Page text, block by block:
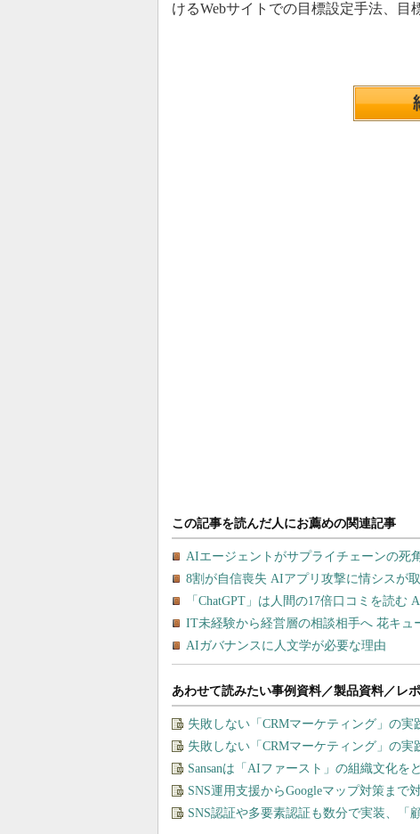
けるWebサイトでの目標設定手法、目
あわせて読みたい事例資料／製品資料／レ
失敗しない「CRMマーケティング」の実
失敗しない「CRMマーケティング」の実
Sansanは「AIファースト」の組織文化を
SNS運用支援からGoogleマップ対策ま
SNS認証や多要素認証も数分で実装、「